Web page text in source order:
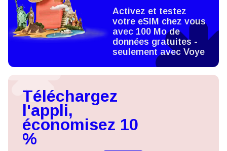
Activez et testez
votre eSIM chez vous
avec 100 Mo de
données gratuites -
seulement avec Voye
Téléchargez
l'appli,
économisez 10
%